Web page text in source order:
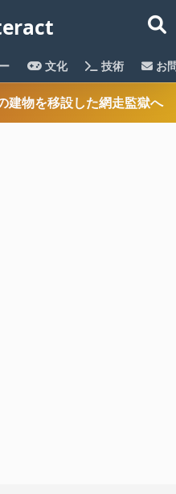
文化 技術 お
建物を移設した網走監獄へ